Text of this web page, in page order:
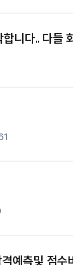
니다.. 다들
예측및 점수